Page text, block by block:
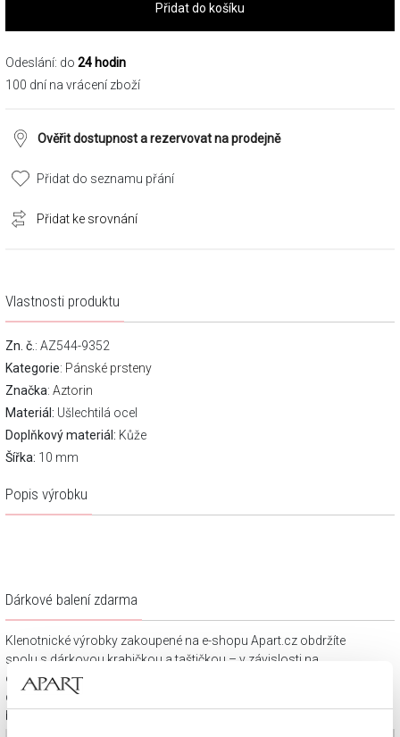
Přidat do košíku
Odeslání: do 24 hodin
100 dní na vrácení zboží
Ověřit dostupnost a rezervovat na prodejně
Přidat do seznamu přání
Přidat ke srovnání
Vlastnosti produktu
Zn. č. : AZ544-9352
Kategorie: Pánské prsteny
Značka: Aztorin
Materiál: Ušlechtilá ocel
Doplňkový materiál: Kůže
Šířka: 10 mm
Popis výrobku
Dárkové balení zdarma
Klenotnické výrobky zakoupené na e-shopu Apart.cz obdržíte
spolu s dárkovou krabičkou a taštičkou – v závislosti na
objednaném sortimentu. Váš nákup se tak stane krásným
dárkem, který můžete bez dalších příprav věnovat svým
blízkým.